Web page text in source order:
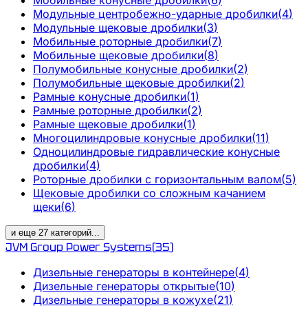
Модульные центробежно-ударные дробилки(4)
Модульные щековые дробилки(3)
Мобильные роторные дробилки(7)
Мобильные щековые дробилки(8)
Полумобильные конусные дробилки(2)
Полумобильные щековые дробилки(2)
Рамные конусные дробилки(1)
Рамные роторные дробилки(2)
Рамные щековые дробилки(1)
Многоцилиндровые конусные дробилки(11)
Одноцилиндровые гидравлические конусные
дробилки(4)
Роторные дробилки с горизонтальным валом(5)
Щековые дробилки со сложным качанием
щеки(6)
и еще 27 категорий...
JVM Group Power Systems(35)
Дизельные генераторы в контейнере(4)
Дизельные генераторы открытые(10)
Дизельные генераторы в кожухе(21)